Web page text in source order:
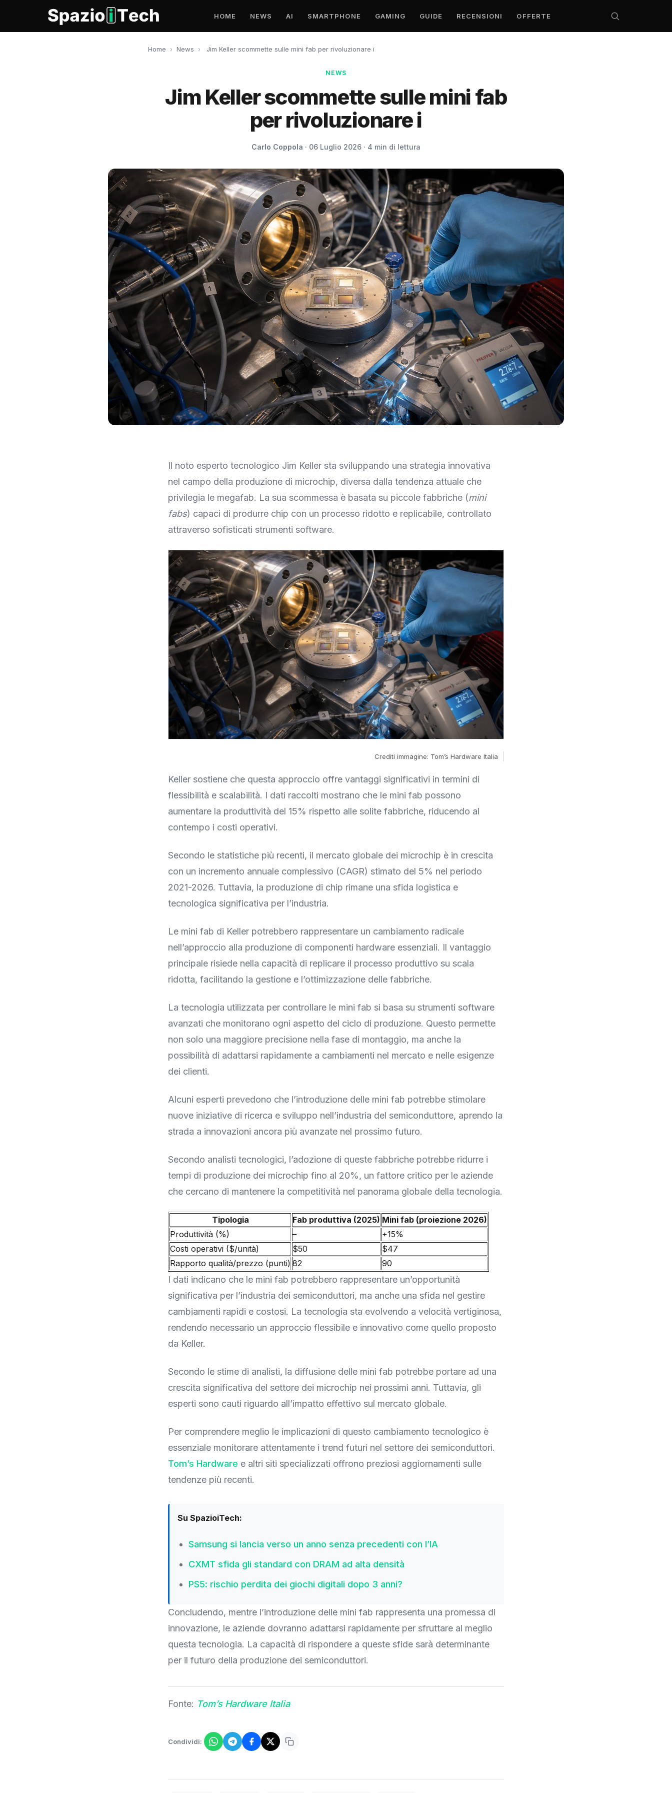
HOME NEWS AI SMARTPHONE GAMING GUIDE RECENSIONI OFFERTE
Home › News › Jim Keller scommette sulle mini fab per rivoluzionare i
NEWS
Jim Keller scommette sulle mini fab
per rivoluzionare i
Carlo Coppola · 06 Luglio 2026 · 4 min di lettura
Il noto esperto tecnologico Jim Keller sta sviluppando una strategia innovativa
nel campo della produzione di microchip, diversa dalla tendenza attuale che
privilegia le megafab. La sua scommessa è basata su piccole fabbriche (mini
fabs) capaci di produrre chip con un processo ridotto e replicabile, controllato
attraverso sofisticati strumenti software.
Crediti immagine: Tom’s Hardware Italia
Keller sostiene che questa approccio offre vantaggi significativi in termini di
flessibilità e scalabilità. I dati raccolti mostrano che le mini fab possono
aumentare la produttività del 15% rispetto alle solite fabbriche, riducendo al
contempo i costi operativi.
Secondo le statistiche più recenti, il mercato globale dei microchip è in crescita
con un incremento annuale complessivo (CAGR) stimato del 5% nel periodo
2021-2026. Tuttavia, la produzione di chip rimane una sfida logistica e
tecnologica significativa per l’industria.
Le mini fab di Keller potrebbero rappresentare un cambiamento radicale
nell’approccio alla produzione di componenti hardware essenziali. Il vantaggio
principale risiede nella capacità di replicare il processo produttivo su scala
ridotta, facilitando la gestione e l’ottimizzazione delle fabbriche.
La tecnologia utilizzata per controllare le mini fab si basa su strumenti software
avanzati che monitorano ogni aspetto del ciclo di produzione. Questo permette
non solo una maggiore precisione nella fase di montaggio, ma anche la
possibilità di adattarsi rapidamente a cambiamenti nel mercato e nelle esigenze
dei clienti.
Alcuni esperti prevedono che l’introduzione delle mini fab potrebbe stimolare
nuove iniziative di ricerca e sviluppo nell’industria del semiconduttore, aprendo la
strada a innovazioni ancora più avanzate nel prossimo futuro.
Secondo analisti tecnologici, l’adozione di queste fabbriche potrebbe ridurre i
tempi di produzione dei microchip fino al 20%, un fattore critico per le aziende
che cercano di mantenere la competitività nel panorama globale della tecnologia.
Tipologia Fab produttiva (2025) Mini fab (proiezione 2026)
Produttività (%)
–
+15%
Costi operativi ($/unità)
$50
$47
Rapporto qualità/prezzo (punti) 82 90
I dati indicano che le mini fab potrebbero rappresentare un’opportunità
significativa per l’industria dei semiconduttori, ma anche una sfida nel gestire
cambiamenti rapidi e costosi. La tecnologia sta evolvendo a velocità vertiginosa,
rendendo necessario un approccio flessibile e innovativo come quello proposto
da Keller.
Secondo le stime di analisti, la diffusione delle mini fab potrebbe portare ad una
crescita significativa del settore dei microchip nei prossimi anni. Tuttavia, gli
esperti sono cauti riguardo all’impatto effettivo sul mercato globale.
Per comprendere meglio le implicazioni di questo cambiamento tecnologico è
essenziale monitorare attentamente i trend futuri nel settore dei semiconduttori.
Tom’s Hardware e altri siti specializzati offrono preziosi aggiornamenti sulle
tendenze più recenti.
Su SpazioiTech:
Samsung si lancia verso un anno senza precedenti con l’IA
CXMT sfida gli standard con DRAM ad alta densità
PS5: rischio perdita dei giochi digitali dopo 3 anni?
Concludendo, mentre l’introduzione delle mini fab rappresenta una promessa di
innovazione, le aziende dovranno adattarsi rapidamente per sfruttare al meglio
questa tecnologia. La capacità di rispondere a queste sfide sarà determinante
per il futuro della produzione dei semiconduttori.
Fonte: Tom’s Hardware Italia
Condividi: